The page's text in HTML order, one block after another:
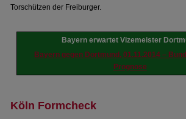
Torschützen der Freiburger.
Bayern erwartet Vizemeister
Bayern gegen Dortmund, 01.11.2014 –
Prognose
Köln Formcheck